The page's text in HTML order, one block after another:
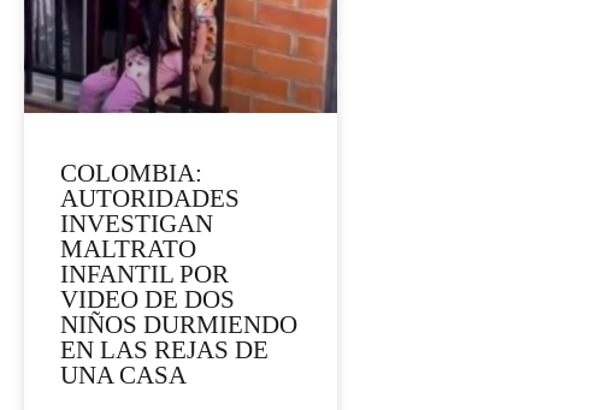
COLOMBIA:
AUTORIDADES
INVESTIGAN
MALTRATO
INFANTIL POR
VIDEO DE DOS
NIÑOS DURMIENDO
EN LAS REJAS DE
UNA CASA